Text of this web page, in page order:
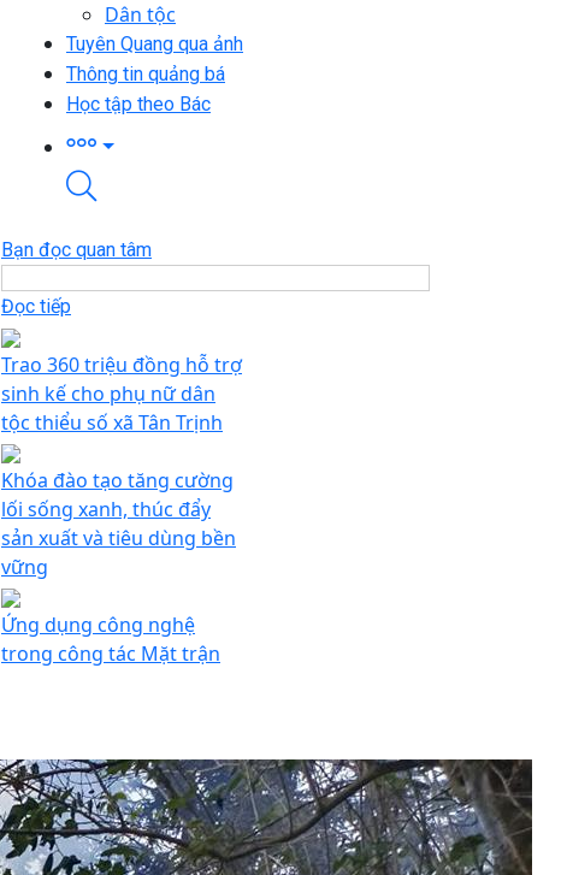
Dân tộc
Tuyên Quang qua ảnh
Thông tin quảng bá
Học tập theo Bác
Bạn đọc quan tâm
Đọc tiếp
Trao 360 triệu đồng hỗ trợ
sinh kế cho phụ nữ dân
tộc thiểu số xã Tân Trịnh
Khóa đào tạo tăng cường
lối sống xanh, thúc đẩy
sản xuất và tiêu dùng bền
vững
Ứng dụng công nghệ
trong công tác Mặt trận